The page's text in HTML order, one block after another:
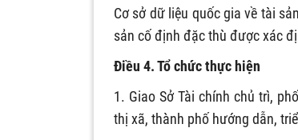
Cơ sở dữ liệu quốc gia về tài
sản cố định đặc thù được xác
Điều 4. Tổ chức thực hiện
1. Giao Sở Tài chính chủ trì,
thị xã, thành phố hướng dẫn,